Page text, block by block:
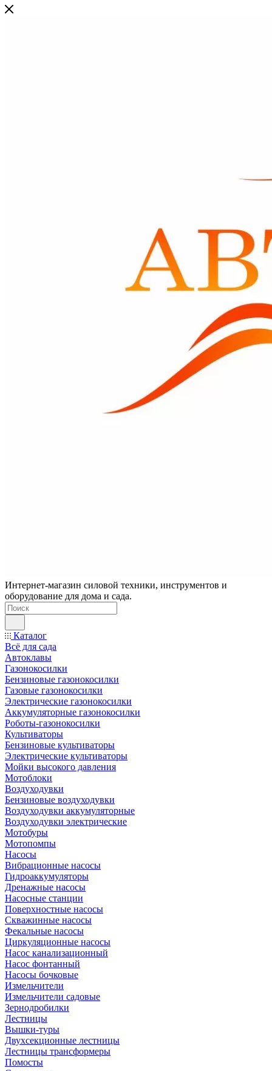
Интернет-магазин силовой техники, инструментов и
оборудование для дома и сада.
Каталог
Всё для сада
Автоклавы
Газонокосилки
Бензиновые газонокосилки
Газовые газонокосилки
Электрические газонокосилки
Аккумуляторные газонокосилки
Роботы-газонокосилки
Культиваторы
Бензиновые культиваторы
Электрические культиваторы
Мойки высокого давления
Мотоблоки
Воздуходувки
Бензиновые воздуходувки
Воздуходувки аккумуляторные
Воздуходувки электрические
Мотобуры
Мотопомпы
Насосы
Вибрационные насосы
Гидроаккумуляторы
Дренажные насосы
Насосные станции
Поверхностные насосы
Скважинные насосы
Фекальные насосы
Циркуляционные насосы
Насос канализационный
Насос фонтанный
Насосы бочковые
Измельчители
Измельчители садовые
Зернодробилки
Лестницы
Вышки-туры
Двухсекционные лестницы
Лестницы трансформеры
Помосты